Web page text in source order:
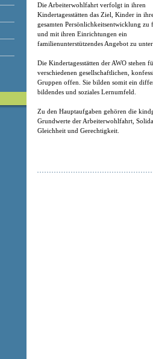
Die Arbeiterwohlfahrt verfolgt in ihren
Kindertagesstätten das Ziel, Kinder in
gesamten Persönlichkeitsentwicklung zu
und mit ihren Einrichtungen ein
familienunterstützendes Angebot zu
Die Kindertagesstätten der AWO stehen
verschiedenen gesellschaftlichen,
Gruppen offen. Sie bilden somit ein
bildendes und soziales Lernumfeld.
Zu den Hauptaufgaben gehören die
Grundwerte der Arbeiterwohlfahrt,
Gleichheit und Gerechtigkeit.